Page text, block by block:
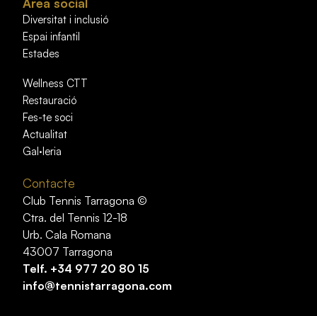
Diversitat i inclusió
Espai infantil
Estades
Wellness CTT
Restauració
Fes-te soci
Actualitat
Gal·leria
Contacte
Club Tennis Tarragona ©
Ctra. del Tennis 12-18
Urb. Cala Romana
43007 Tarragona
Telf. +34 977 20 80 15
info@tennistarragona.com